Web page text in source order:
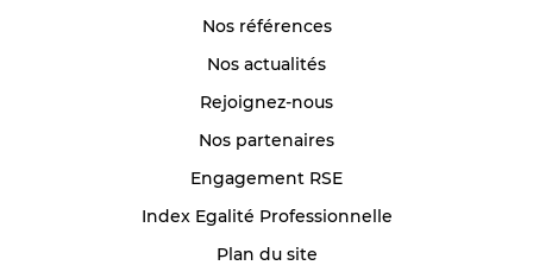
Nos références
Nos actualités
Rejoignez-nous
Nos partenaires
Engagement RSE
Index Egalité Professionnelle
Plan du site